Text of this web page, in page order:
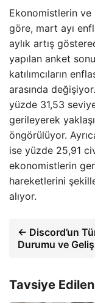
Ekonomistlerin
göre, mart ayı
aylık artış
yapılan anket
katılımcıların
arasında
yüzde 31,53
gerileyerek
öngörülüyor.
ise yüzde 25,91
ekonomistlerin
hareketlerini
alıyor.
← Discord’un
Durumu ve
Tavsiye